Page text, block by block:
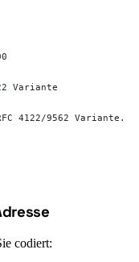
Variante
4122/9562 Variante.
codiert: